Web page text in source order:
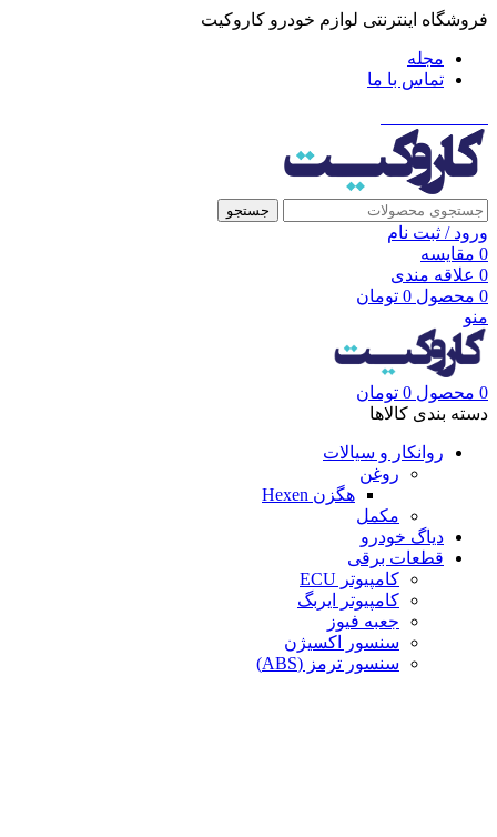
فروشگاه اینترنتی لوازم خودرو کاروکیت
مجله
تماس با ما
جستجو
ورود / ثبت نام
0 مقایسه
0 علاقه مندی
0 محصول 0 تومان
منو
0 محصول 0 تومان
دسته بندی کالاها
روانکار و سیالات
روغن
هگزن Hexen
مکمل
دیاگ خودرو
قطعات برقی
کامپیوتر ECU
کامپیوتر ایربگ
جعبه فیوز
سنسور اکسیژن
سنسور ترمز (ABS)